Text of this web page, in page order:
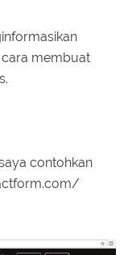
membuat
contohkan